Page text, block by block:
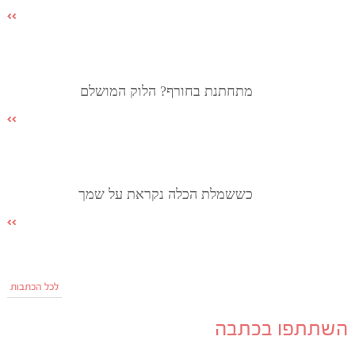
מתחתנת בחורף? הלוק המושלם
כששמלת הכלה נקראת על שמך
לכל הכתבות
השתתפו בכתבה